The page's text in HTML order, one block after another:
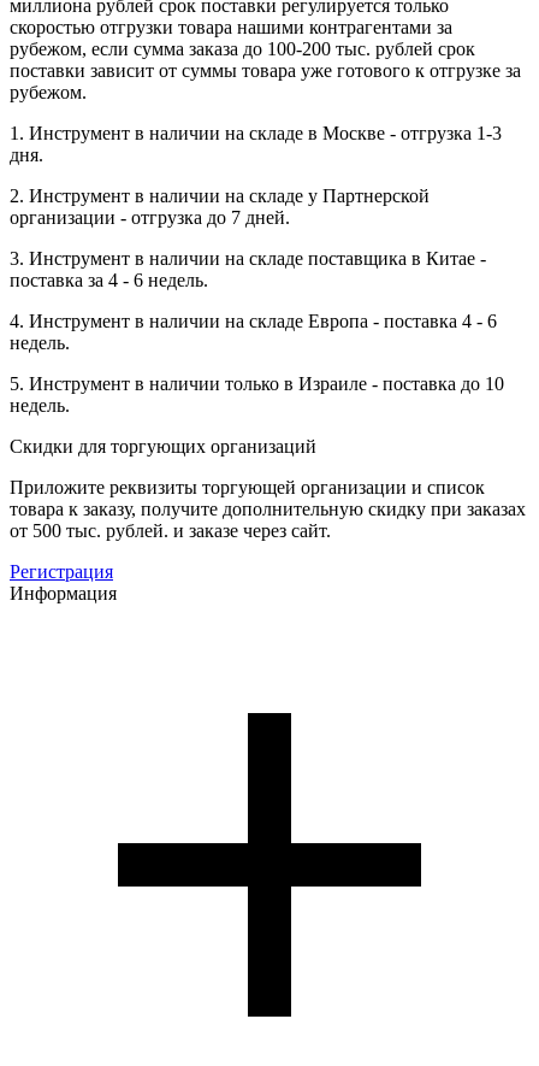
миллиона рублей срок поставки регулируется только
скоростью отгрузки товара нашими контрагентами за
рубежом, если сумма заказа до 100-200 тыс. рублей срок
поставки зависит от суммы товара уже готового к отгрузке за
рубежом.
1. Инструмент в наличии на складе в Москве - отгрузка 1-3
дня.
2. Инструмент в наличии на складе у Партнерской
организации - отгрузка до 7 дней.
3. Инструмент в наличии на складе поставщика в Китае -
поставка за 4 - 6 недель.
4. Инструмент в наличии на складе Европа - поставка 4 - 6
недель.
5. Инструмент в наличии только в Израиле - поставка до 10
недель.
Скидки для торгующих организаций
Приложите реквизиты торгующей организации и список
товара к заказу, получите дополнительную скидку при заказах
от 500 тыс. рублей. и заказе через сайт.
Регистрация
Информация